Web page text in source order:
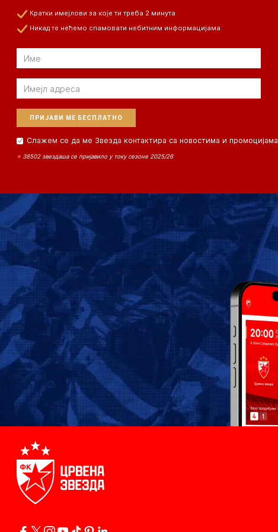
Кратки имејлови за које ти треба 2 минута
Никад те нећемо спамовати небитним информацијама
Email
Email
Слажем се да ме Звезда контактира са новостима и промоцијама
⭐ 38502 звездаша се пријавило у току сезоне 2025/26